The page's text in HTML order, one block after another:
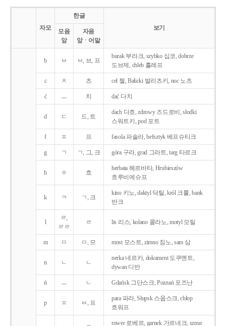
자모
한글
보기
모음
앞
자음
앞ㆍ어말
b ㅂ ㅂ, 브, 프
burak 부라크, szybko 십코, dobrze
도브제, chleb 흘레프
c ㅊ 츠 cel 첼, Balicki 발리츠키, noc 노츠
ć ㅡ 치 dać 다치
d ㄷ 드, 트
dach 다흐, zdrowy 즈드로비, słodki
스워트키, pod 포트
f ㅍ 프 fasola 파솔라, befsztyk 베프슈티크
g ㄱ ㄱ, 그, 크 góra 구라, grad 그라트, targ 타르크
h ㅎ 흐
herbata 헤르바타, Hrubieszów
흐루비에슈프
k ㅋ ㄱ, 크
kino 키노, daktyl 닥틸, król 크룰, bank
반크
l
ㄹ,
ㄹㄹ
ㄹ lis 리스, kolano 콜라노, motyl 모틸
m ㅁ ㅁ, 므 most 모스트, zimno 짐노, sam 삼
n ㄴ ㄴ
nerka 네르카, dokument 도쿠멘트,
dywan 디반
ń ㅡ ㄴ Gdańsk 그단스크, Poznań 포즈난
p ㅍ ㅂ, 프
para 파라, Słupsk 스웁스크, chłop
흐워프
rower 로베르, garnek 가르네크, sznur